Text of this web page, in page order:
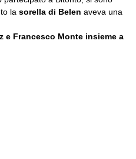
la sorella di Belen aveva una
e Francesco Monte insieme a